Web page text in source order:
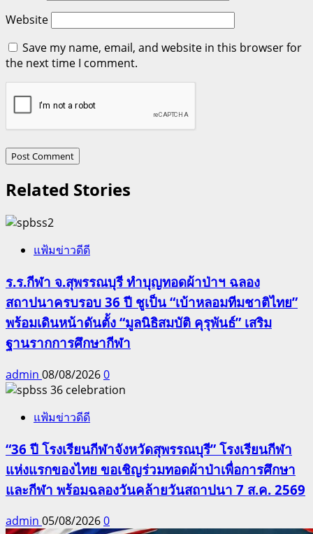
Website
Save my name, email, and website in this browser for
the next time I comment.
Related Stories
แฟ้มข่าวดีดี
ร.ร.กีฬา จ.สุพรรณบุรี ทำบุญทอดผ้าป่าฯ ฉลอง
สถาปนาครบรอบ 36 ปี ชูเป็น “เบ้าหลอมทีมชาติไทย”
พร้อมเดินหน้าดันตั้ง “มูลนิธิสมบัติ คุรุพันธ์” เสริม
ฐานรากการศึกษากีฬา
admin 08/08/20260
แฟ้มข่าวดีดี
“36 ปี โรงเรียนกีฬาจังหวัดสุพรรณบุรี” โรงเรียนกีฬา
แห่งแรกของไทย ขอเชิญร่วมทอดผ้าป่าเพื่อการศึกษา
และกีฬา พร้อมฉลองวันคล้ายวันสถาปนา 7 ส.ค. 2569
admin 05/08/20260